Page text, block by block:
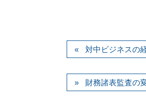
対中ビジネスの
財務諸表監査の